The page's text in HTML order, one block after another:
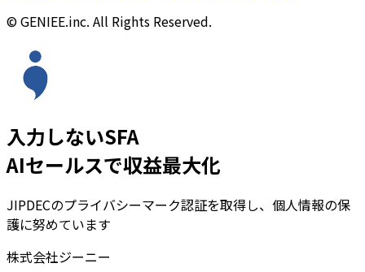
© GENIEE.inc. All Rights Reserved.
入力しないSFA
AIセールスで収益最大化
JIPDECのプライバシーマーク認証を取得し、個人情報の保
護に努めています
株式会社ジーニー